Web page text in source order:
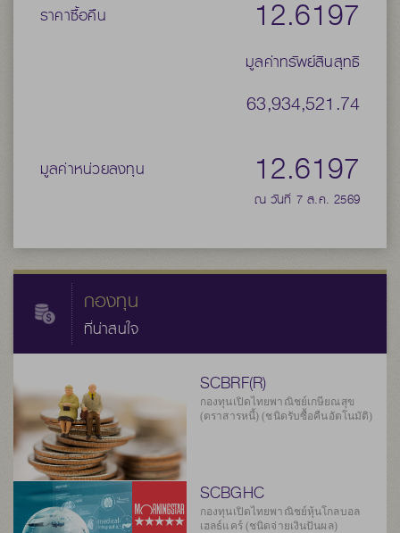
ราคาซื้อคืน 12.6197
มูลค่าทรัพย์สินสุทธิ
63,934,521.74
มูลค่าหน่วยลงทุน 12.6197
ณ วันที่ 7 ส.ค. 2569
กองทุน
ที่น่าสนใจ
SCBRF(R)
กองทุนเปิดไทยพาณิชย์เกษียณสุข
(ตราสารหนี้) (ชนิดรับซื้อคืนอัตโนมัติ)
SCBGHC
กองทุนเปิดไทยพาณิชย์หุ้นโกลบอล
เฮลธ์แคร์ (ชนิดจ่ายเงินปันผล)